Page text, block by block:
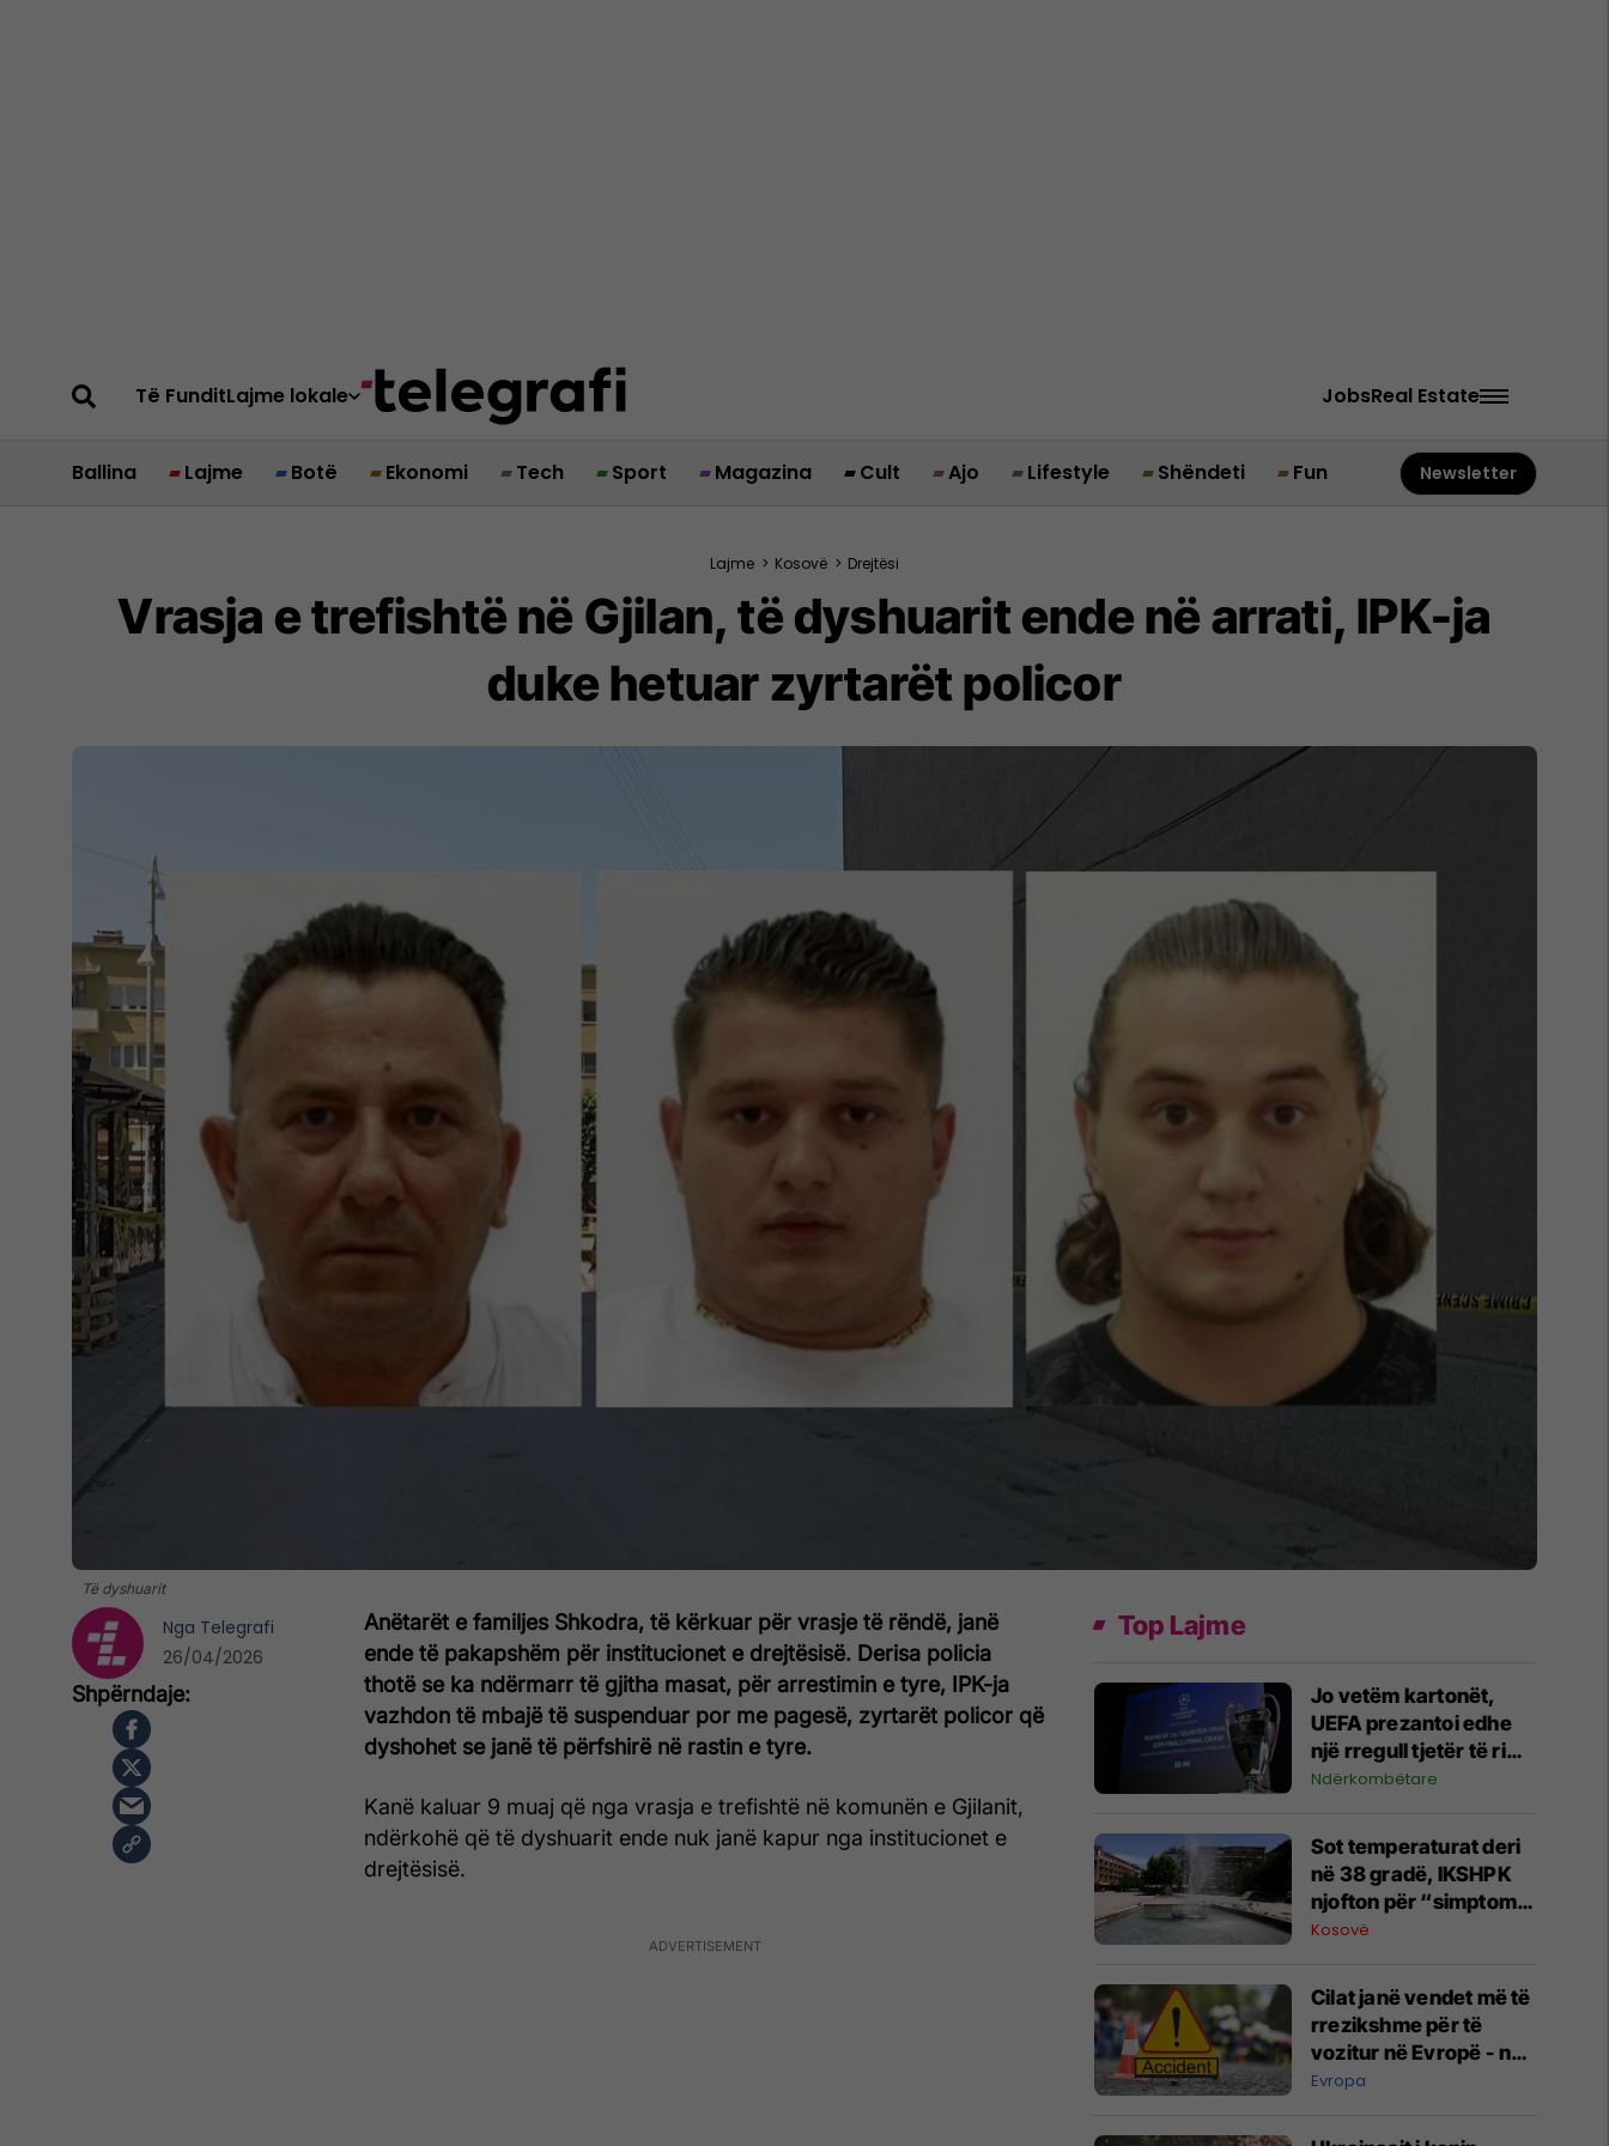
Të FunditLajme lokale JobsReal Estate
Ballina Lajme Botë Ekonomi Tech Sport Magazina Cult Ajo Lifestyle Shëndeti Fun Newsletter
Lajme > Kosovë > Drejtësi
Vrasja e trefishtë në Gjilan, të dyshuarit ende në arrati, IPK-ja
duke hetuar zyrtarët policor
Të dyshuarit
Anëtarët e familjes Shkodra, të kërkuar për vrasje të rëndë, janë
ende të pakapshëm për institucionet e drejtësisë. Derisa policia
thotë se ka ndërmarr të gjitha masat, për arrestimin e tyre, IPK-ja
vazhdon të mbajë të suspenduar por me pagesë, zyrtarët policor që
dyshohet se janë të përfshirë në rastin e tyre.
Kanë kaluar 9 muaj që nga vrasja e trefishtë në komunën e Gjilanit,
ndërkohë që të dyshuarit ende nuk janë kapur nga institucionet e
drejtësisë.
Nga Telegrafi
26/04/2026
Top Lajme
Jo vetëm kartonët,
UEFA prezantoi edhe
një rregull tjetër të ri
për Ligën e
evropiane
Ndërkombëtare
Sot temperaturat deri
në 38 gradë, IKSHPK
njofton për “simptomat
e nxehtësisë”
Kosovë
Cilat janë vendet më të
rrezikshme për të
vozitur në Evropë - në
njërin prej tyre
mërgimtarë
Evropa